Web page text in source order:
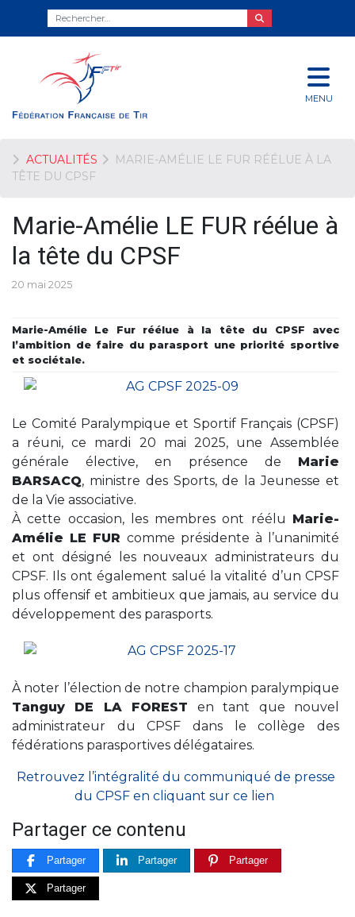
MENU
ACTUALITÉS
MARIE-AMÉLIE LE FUR RÉÉLUE À LA
TÊTE DU CPSF
Marie-Amélie LE FUR réélue à
la tête du CPSF
20 mai 2025
Marie-Amélie Le Fur réélue à la tête du CPSF avec
l’ambition de faire du parasport une priorité sportive
et sociétale.
Le Comité Paralympique et Sportif Français (CPSF)
a réuni, ce mardi 20 mai 2025, une Assemblée
générale élective, en présence de Marie
BARSACQ, ministre des Sports, de la Jeunesse et
de la Vie associative.
À cette occasion, les membres ont réélu Marie-
Amélie LE FUR comme présidente à l’unanimité
et ont désigné les nouveaux administrateurs du
CPSF. Ils ont également salué la vitalité d’un CPSF
plus offensif et ambitieux que jamais, au service du
développement des parasports.
À noter l’élection de notre champion paralympique
Tanguy DE LA FOREST en tant que nouvel
administrateur du CPSF dans le collège des
fédérations parasportives délégataires.
Retrouvez l’intégralité du communiqué de presse
du CPSF en cliquant sur ce lien
Partager ce contenu
Partager Partager Partager
Partager